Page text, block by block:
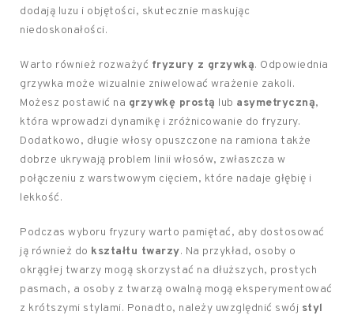
dodają luzu i objętości, skutecznie maskując
niedoskonałości.
Warto również rozważyć fryzury z grzywką. Odpowiednia
grzywka może wizualnie zniwelować wrażenie zakoli.
Możesz postawić na grzywkę prostą lub asymetryczną,
która wprowadzi dynamikę i zróżnicowanie do fryzury.
Dodatkowo, długie włosy opuszczone na ramiona także
dobrze ukrywają problem linii włosów, zwłaszcza w
połączeniu z warstwowym cięciem, które nadaje głębię i
lekkość.
Podczas wyboru fryzury warto pamiętać, aby dostosować
ją również do kształtu twarzy. Na przykład, osoby o
okrągłej twarzy mogą skorzystać na dłuższych, prostych
pasmach, a osoby z twarzą owalną mogą eksperymentować
z krótszymi stylami. Ponadto, należy uwzględnić swój styl